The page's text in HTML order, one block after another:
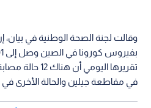
وقالت لجنة الصحة الوطنية في بيان،
في مقاطعة جيلين والحالة الأخرى